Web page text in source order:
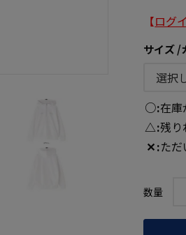
【ログ
サイズ
○ 在庫
△ 残り
✕ ただ